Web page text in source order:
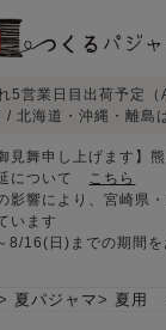
ディースパジ
目的別で
さがす
入院・介護
5営業日目出荷予定（
/ 北海道・沖縄・離島
見舞申し上げます】
について こちら
影響により、宮崎県
います
8/16(日)までの期間
夏パジャマ 夏用